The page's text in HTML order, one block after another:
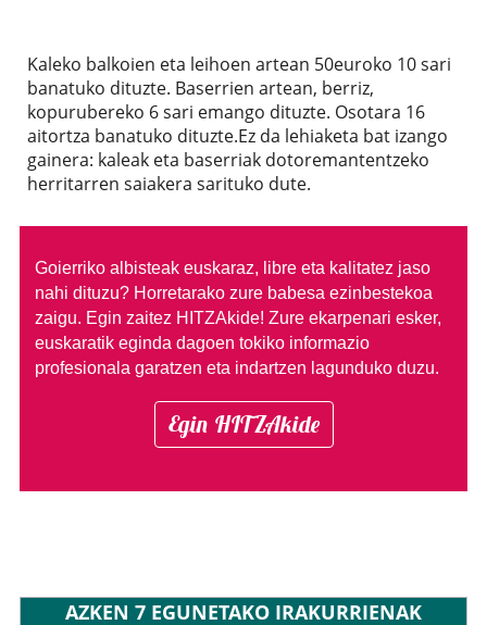
Kaleko balkoien eta leihoen artean 50euroko 10 sari
banatuko dituzte. Baserrien artean, berriz,
kopurubereko 6 sari emango dituzte. Osotara 16
aitortza banatuko dituzte.Ez da lehiaketa bat izango
gainera: kaleak eta baserriak dotoremantentzeko
herritarren saiakera sarituko dute.
Goierriko albisteak euskaraz, libre eta kalitatez jaso
nahi dituzu? Horretarako zure babesa ezinbestekoa
zaigu. Egin zaitez HITZAkide! Zure ekarpenari esker,
euskaratik eginda dagoen tokiko informazio
profesionala garatzen eta indartzen lagunduko duzu.
Egin HITZAkide
AZKEN 7 EGUNETAKO IRAKURRIENAK